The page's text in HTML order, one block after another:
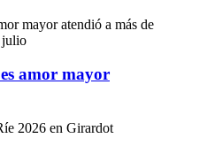
amor mayor